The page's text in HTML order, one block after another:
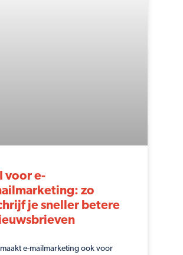
voor e-
zo
je sneller betere
e-mailmarketing ook voor